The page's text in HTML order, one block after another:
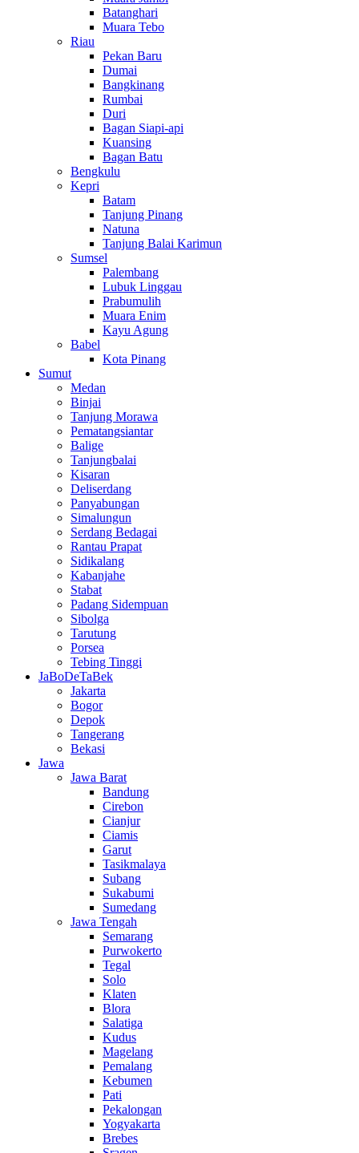
Batanghari
Muara Tebo
Riau
Pekan Baru
Dumai
Bangkinang
Rumbai
Duri
Bagan Siapi-api
Kuansing
Bagan Batu
Bengkulu
Kepri
Batam
Tanjung Pinang
Natuna
Tanjung Balai Karimun
Sumsel
Palembang
Lubuk Linggau
Prabumulih
Muara Enim
Kayu Agung
Babel
Kota Pinang
Sumut
Medan
Binjai
Tanjung Morawa
Pematangsiantar
Balige
Tanjungbalai
Kisaran
Deliserdang
Panyabungan
Simalungun
Serdang Bedagai
Rantau Prapat
Sidikalang
Kabanjahe
Stabat
Padang Sidempuan
Sibolga
Tarutung
Porsea
Tebing Tinggi
JaBoDeTaBek
Jakarta
Bogor
Depok
Tangerang
Bekasi
Jawa
Jawa Barat
Bandung
Cirebon
Cianjur
Ciamis
Garut
Tasikmalaya
Subang
Sukabumi
Sumedang
Jawa Tengah
Semarang
Purwokerto
Tegal
Solo
Klaten
Blora
Salatiga
Kudus
Magelang
Pemalang
Kebumen
Pati
Pekalongan
Yogyakarta
Brebes